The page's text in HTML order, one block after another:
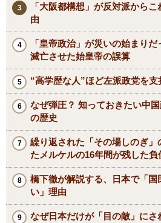
「大阪都構想」が反対派から
由
「皇帝政治」が災いの始まり
滅亡させた始皇帝の誤算
“高学歴な人”ほど左派政党を支
なぜ弾圧？ 知っておきたい中国
の歴史
繰り返された「その場しのぎ
たメルケルの16年間が残した負
橋下徹が解説する、日本で「
い」理由
なぜ日本だけが「目の敵」に